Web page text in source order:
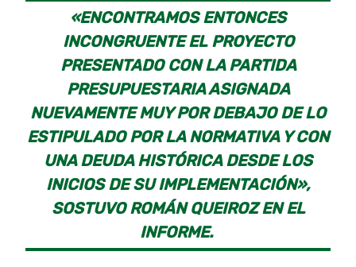
«ENCONTRAMOS ENTONCES
INCONGRUENTE EL PROYECTO
PRESENTADO CON LA PARTIDA
PRESUPUESTARIA ASIGNADA
NUEVAMENTE MUY POR DEBAJO DE LO
ESTIPULADO POR LA NORMATIVA Y CON
UNA DEUDA HISTÓRICA DESDE LOS
INICIOS DE SU IMPLEMENTACIÓN»,
SOSTUVO ROMÁN QUEIROZ EN EL
INFORME.